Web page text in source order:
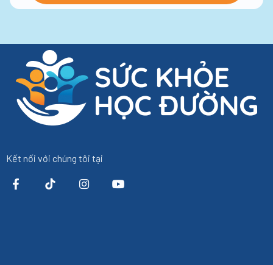
Kết nối với chúng tôi tại